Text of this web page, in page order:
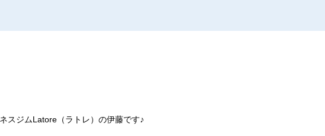
スジムLatore（ラトレ）の伊藤です♪